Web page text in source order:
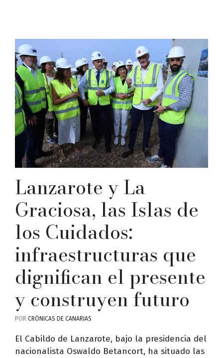
Lanzarote y La
Graciosa, las Islas de
los Cuidados:
infraestructuras que
dignifican el presente
y construyen futuro
POR CRÓNICAS DE CANARIAS
El Cabildo de Lanzarote, bajo la presidencia del
nacionalista Oswaldo Betancort, ha situado las